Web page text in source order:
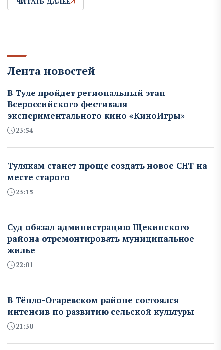
Лента новостей
В Туле пройдет региональный этап
Всероссийского фестиваля
экспериментального кино «КиноИгры»
23:54
Тулякам станет проще создать новое СНТ на
месте старого
23:15
Суд обязал администрацию Щекинского
района отремонтировать муниципальное
жилье
22:01
В Тёпло-Огаревском районе состоялся
интенсив по развитию сельской культуры
21:30